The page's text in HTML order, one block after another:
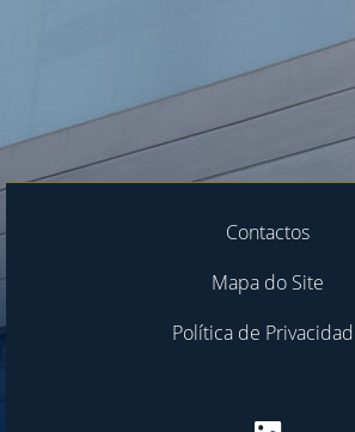
Contactos
Mapa do Site
Política de